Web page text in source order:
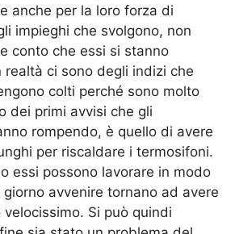
anche per la loro forza di
impieghi che svolgono, non
conto che essi si stanno
realtà ci sono degli indizi che
colti perché sono molto
dei primi avvisi che gli
rompendo, è quello di avere
per riscaldare i termosifoni.
essi possono lavorare in modo
avvenire tornano ad avere
Si può quindi